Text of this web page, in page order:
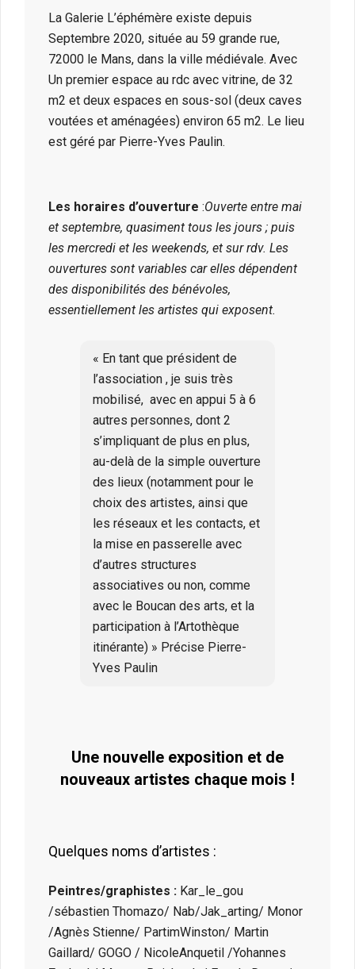
La Galerie L’éphémère existe depuis
Septembre 2020, située au 59 grande rue,
72000 le Mans, dans la ville médiévale. Avec
Un premier espace au rdc avec vitrine, de 32
m2 et deux espaces en sous-sol (deux caves
voutées et aménagées) environ 65 m2. Le lieu
est géré par Pierre-Yves Paulin.
Les horaires d’ouverture :Ouverte entre mai
et septembre, quasiment tous les jours ; puis
les mercredi et les weekends, et sur rdv. Les
ouvertures sont variables car elles dépendent
des disponibilités des bénévoles,
essentiellement les artistes qui exposent.
« En tant que président de
l’association , je suis très
mobilisé, avec en appui 5 à 6
autres personnes, dont 2
s’impliquant de plus en plus,
au-delà de la simple ouverture
des lieux (notamment pour le
choix des artistes, ainsi que
les réseaux et les contacts, et
la mise en passerelle avec
d’autres structures
associatives ou non, comme
avec le Boucan des arts, et la
participation à l’Artothèque
itinérante) » Précise Pierre-
Yves Paulin
Une nouvelle exposition et de
nouveaux artistes chaque mois !
Quelques noms d’artistes :
Peintres/graphistes : Kar_le_gou
/sébastien Thomazo/ Nab/Jak_arting/ Monor
/Agnès Stienne/ PartimWinston/ Martin
Gaillard/ GOGO / NicoleAnquetil /Yohannes